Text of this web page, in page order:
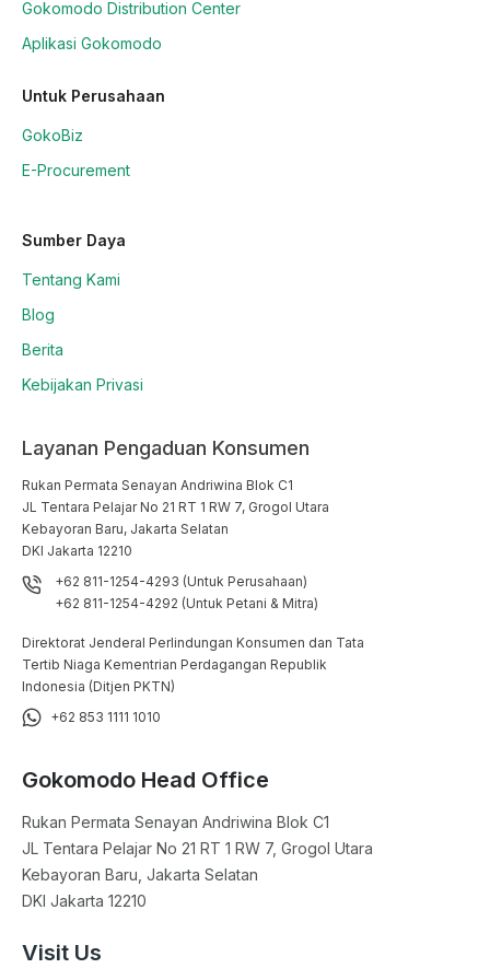
Gokomodo Distribution Center
Aplikasi Gokomodo
Untuk Perusahaan
GokoBiz
E-Procurement
Sumber Daya
Tentang Kami
Blog
Berita
Kebijakan Privasi
Layanan Pengaduan Konsumen
Rukan Permata Senayan Andriwina Blok C1
JL Tentara Pelajar No 21 RT 1 RW 7, Grogol Utara
Kebayoran Baru, Jakarta Selatan
DKI Jakarta 12210
+62 811-1254-4293 (Untuk Perusahaan)
+62 811-1254-4292 (Untuk Petani & Mitra)
Direktorat Jenderal Perlindungan Konsumen dan Tata
Tertib Niaga Kementrian Perdagangan Republik
Indonesia (Ditjen PKTN)
+62 853 1111 1010
Gokomodo Head Office
Rukan Permata Senayan Andriwina Blok C1
JL Tentara Pelajar No 21 RT 1 RW 7, Grogol Utara
Kebayoran Baru, Jakarta Selatan
DKI Jakarta 12210
Visit Us